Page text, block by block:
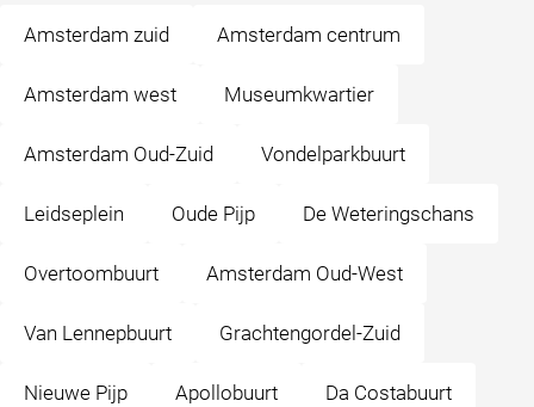
Amsterdam zuid Amsterdam centrum
Amsterdam west Museumkwartier
Amsterdam Oud-Zuid Vondelparkbuurt
Leidseplein Oude Pijp De Weteringschans
Overtoombuurt Amsterdam Oud-West
Van Lennepbuurt Grachtengordel-Zuid
Nieuwe Pijp Apollobuurt Da Costabuurt